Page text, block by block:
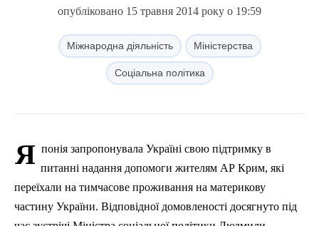
опубліковано 15 травня 2014 року о 19:59
Міжнародна діяльність Міністерства
Соціальна політика
Я понія запропонувала Україні свою підтримку в
питанні надання допомоги жителям АР Крим, які
переїхали на тимчасове проживання на материкову
частину України. Відповідної домовленості досягнуто під